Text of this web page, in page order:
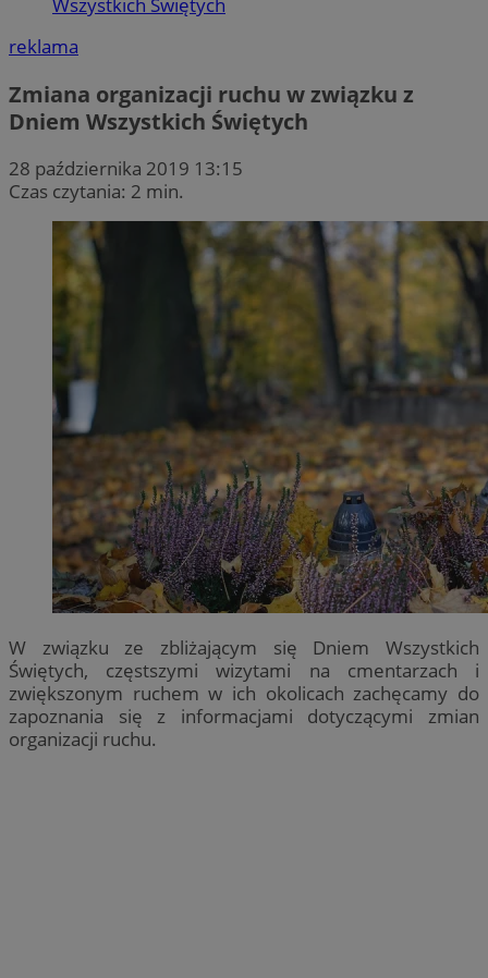
Wszystkich Świętych
reklama
Zmiana organizacji ruchu w związku z
Dniem Wszystkich Świętych
28 października 2019 13:15
Czas czytania: 2 min.
W związku ze zbliżającym się Dniem Wszystkich
Świętych, częstszymi wizytami na cmentarzach i
zwiększonym ruchem w ich okolicach zachęcamy do
zapoznania się z informacjami dotyczącymi zmian
organizacji ruchu.